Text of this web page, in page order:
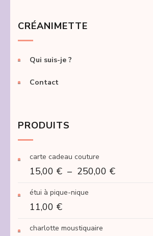
CRÉANIMETTE
Qui suis-je ?
Contact
PRODUITS
carte cadeau couture
15,00 € – 250,00 €Plage
étui à pique-nique
11,00 €
charlotte moustiquaire